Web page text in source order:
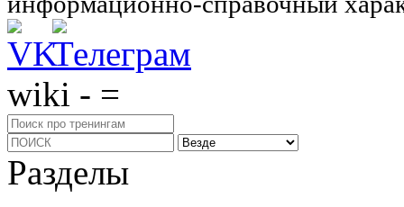
wiki - =
Разделы